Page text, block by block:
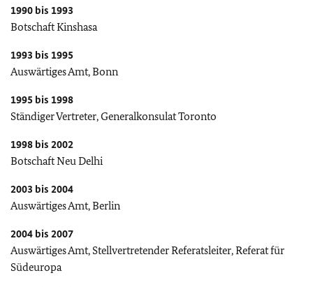
1990 bis 1993
Botschaft Kinshasa
1993 bis 1995
Auswärtiges Amt, Bonn
1995 bis 1998
Ständiger Vertreter, Generalkonsulat Toronto
1998 bis 2002
Botschaft Neu Delhi
2003 bis 2004
Auswärtiges Amt, Berlin
2004 bis 2007
Auswärtiges Amt, Stellvertretender Referatsleiter, Referat für
Südeuropa